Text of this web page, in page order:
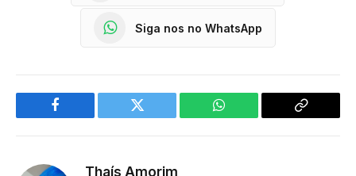
Siga nos no WhatsApp
Facebook Twitter WhatsApp
Copy
Thaís Amorim